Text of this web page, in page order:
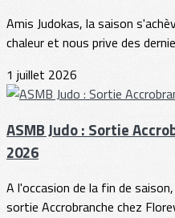
Amis Judokas, la saison
chaleur et nous prive des
1 juillet 2026
ASMB Judo : Sortie
2026
A l'occasion de la fin de
sortie Accrobranche chez